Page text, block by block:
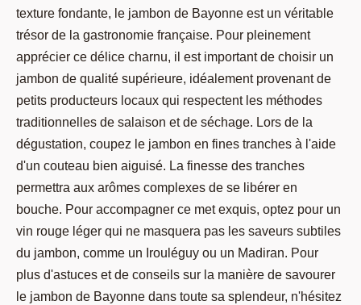
texture fondante, le jambon de Bayonne est un véritable
trésor de la gastronomie française. Pour pleinement
apprécier ce délice charnu, il est important de choisir un
jambon de qualité supérieure, idéalement provenant de
petits producteurs locaux qui respectent les méthodes
traditionnelles de salaison et de séchage. Lors de la
dégustation, coupez le jambon en fines tranches à l'aide
d'un couteau bien aiguisé. La finesse des tranches
permettra aux arômes complexes de se libérer en
bouche. Pour accompagner ce met exquis, optez pour un
vin rouge léger qui ne masquera pas les saveurs subtiles
du jambon, comme un Irouléguy ou un Madiran. Pour
plus d'astuces et de conseils sur la manière de savourer
le jambon de Bayonne dans toute sa splendeur, n'hésitez